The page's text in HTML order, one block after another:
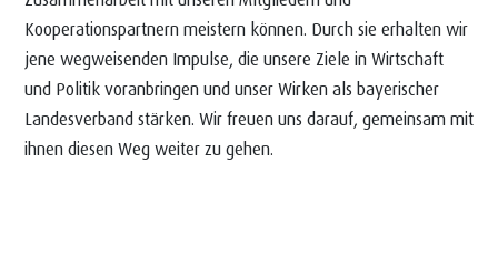
Kooperationspartnern meistern können. Durch sie erhalten wir
jene wegweisenden Impulse, die unsere Ziele in Wirtschaft
und Politik voranbringen und unser Wirken als bayerischer
Landesverband stärken. Wir freuen uns darauf, gemeinsam mit
ihnen diesen Weg weiter zu gehen.